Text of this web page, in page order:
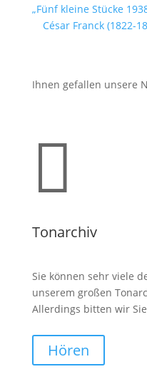
„Fünf kleine Stücke
César Franck (1822-
Ihnen gefallen unsere

Tonarchiv
Sie können sehr viele
unserem großen
Allerdings bitten wir
Hören